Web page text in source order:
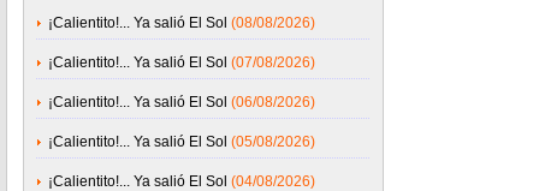
¡Calientito!... Ya salió El Sol (08/08/2026)
¡Calientito!... Ya salió El Sol (07/08/2026)
¡Calientito!... Ya salió El Sol (06/08/2026)
¡Calientito!... Ya salió El Sol (05/08/2026)
¡Calientito!... Ya salió El Sol (04/08/2026)